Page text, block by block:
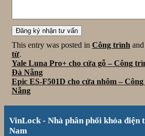
This entry was posted in Công trình
từ.
Yale Luna Pro+ cho cửa gỗ – Công
Đà Nẵng
Epic ES-F501D cho cửa nhôm –
Nẵng
VinLock - Nhà phân phối khóa điện
Nam